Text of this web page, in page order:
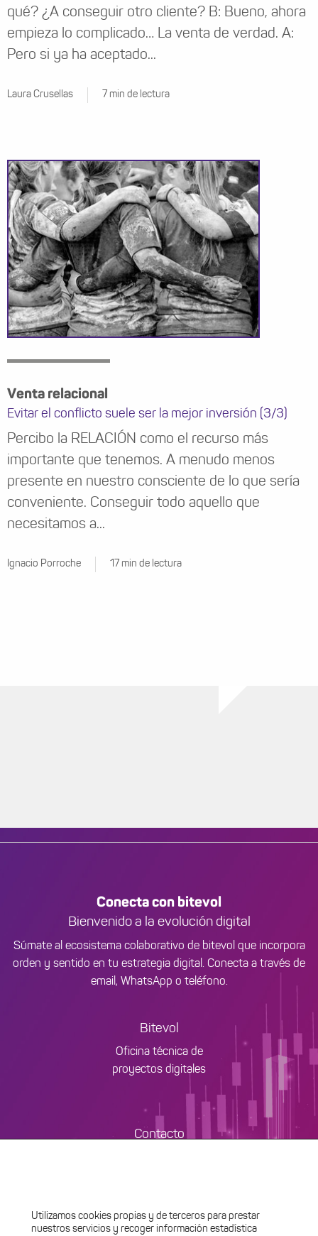
qué? ¿A conseguir otro cliente? B: Bueno, ahora
empieza lo complicado… La venta de verdad. A:
Pero si ya ha aceptado...
Laura Crusellas 7 min de lectura
Venta relacional
Evitar el conflicto suele ser la mejor inversión (3/3)
Percibo la RELACIÓN como el recurso más
importante que tenemos. A menudo menos
presente en nuestro consciente de lo que sería
conveniente. Conseguir todo aquello que
necesitamos a...
Ignacio Porroche 17 min de lectura
Conecta con bitevol
Bienvenido a la evolución digital
Súmate al ecosistema colaborativo de bitevol que incorpora
orden y sentido en tu estrategia digital. Conecta a través de
email, WhatsApp o teléfono.
Bitevol
Oficina técnica de
proyectos digitales
Contacto
Utilizamos cookies propias y de terceros para prestar
nuestros servicios y recoger información estadística